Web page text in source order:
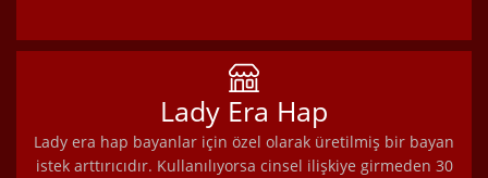
Lady Era Hap
Lady era hap bayanlar için özel olarak üretilmiş bir bayan
istek arttırıcıdır. Kullanılıyorsa cinsel ilişkiye girmeden 30